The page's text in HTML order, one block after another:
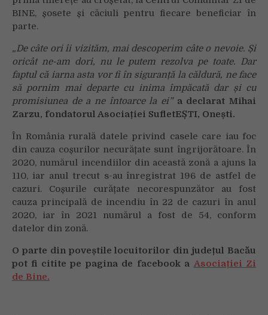
BINE, șosete și căciuli pentru fiecare beneficiar în
parte.
„De câte ori îi vizităm, mai descoperim câte o nevoie. Și
oricât ne-am dori, nu le putem rezolva pe toate. Dar
faptul că iarna asta vor fi în siguranță la căldură, ne face
să pornim mai departe cu inima împăcată dar și cu
promisiunea de a ne întoarce la ei” a declarat Mihai
Zarzu, fondatorul Asociației SufletEȘTI, Onești.
În România rurală datele privind casele care iau foc
din cauza coșurilor necurățate sunt îngrijorătoare. În
2020, numărul incendiilor din această zonă a ajuns la
110, iar anul trecut s-au înregistrat 196 de astfel de
cazuri. Coșurile curățate necorespunzător au fost
cauza principală de incendiu în 22 de cazuri în anul
2020, iar în 2021 numărul a fost de 54, conform
datelor din zonă.
O parte din poveștile locuitorilor din județul Bacău
pot fi citite pe pagina de facebook a Asociației Zi
de Bine.